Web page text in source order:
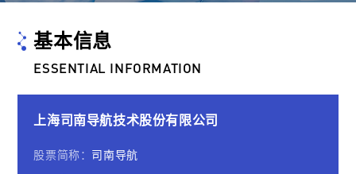
基本信息
ESSENTIAL INFORMATION
上海司南导航技术股份有限公司
股票简称： 司南导航